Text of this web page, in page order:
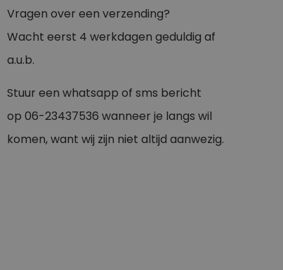
Vragen over een verzending?
Wacht eerst 4 werkdagen geduldig af
a.u.b.
Stuur een whatsapp of sms bericht
op 06-23437536 wanneer je langs wil
komen, want wij zijn niet altijd aanwezig.